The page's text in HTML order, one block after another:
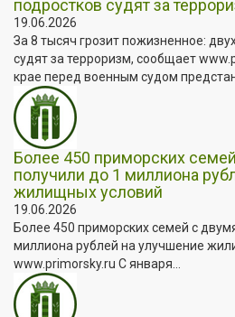
подростков судят за
19.06.2026
За 8 тысяч грозит пожизненное:
судят за терроризм, сообщает
крае перед военным судом
Более 450 приморских
получили до 1 миллиона
жилищных условий
19.06.2026
Более 450 приморских семей с
миллиона рублей на улучшение
www.primorsky.ru С января...